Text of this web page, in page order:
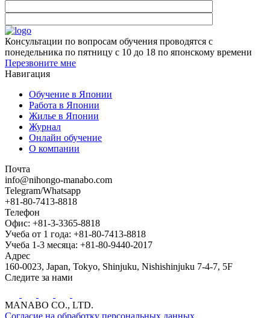
Консультации по вопросам обучения проводятся с
понедельника по пятницу с 10 до 18 по японскому времени
Перезвоните мне
Навигация
Обучение в Японии
Работа в Японии
Жилье в Японии
Журнал
Онлайн обучение
О компании
Почта
info@nihongo-manabo.com
Telegram/Whatsapp
+81-80-7413-8818
Телефон
Офис: +81-3-3365-8818
Учеба от 1 года: +81-80-7413-8818
Учеба 1-3 месяца: +81-80-9440-2017
Адрес
160-0023, Japan, Tokyo, Shinjuku, Nishishinjuku 7-4-7, 5F
Следите за нами
MANABO CO., LTD.
Согласие на обработку персональных данных